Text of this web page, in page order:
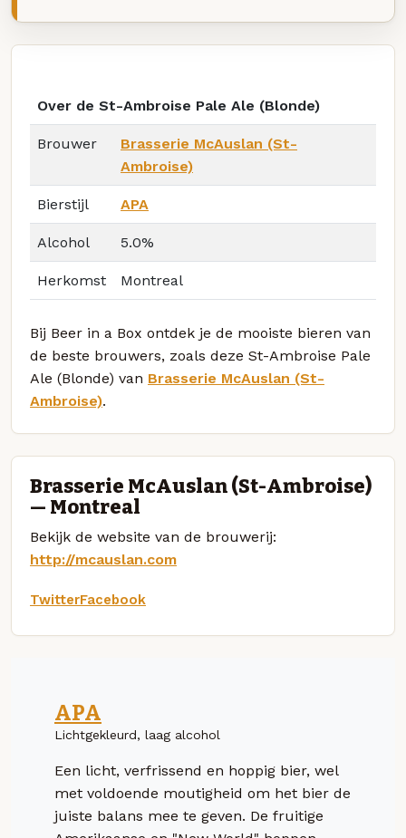
Over de St-Ambroise Pale Ale (Blonde)
Brouwer
Brasserie McAuslan (St-
Ambroise)
Bierstijl APA
Alcohol 5.0%
Herkomst Montreal
Bij Beer in a Box ontdek je de mooiste bieren van
de beste brouwers, zoals deze St-Ambroise Pale
Ale (Blonde) van Brasserie McAuslan (St-
Ambroise).
Brasserie McAuslan (St-Ambroise)
— Montreal
Bekijk de website van de brouwerij:
http://mcauslan.com
TwitterFacebook
APA
Lichtgekleurd, laag alcohol
Een licht, verfrissend en hoppig bier, wel
met voldoende moutigheid om het bier de
juiste balans mee te geven. De fruitige